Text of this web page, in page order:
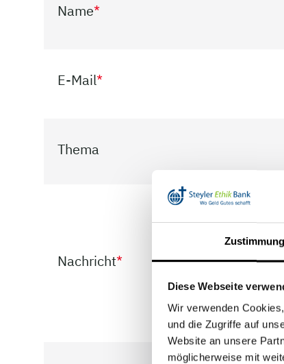
Zustimmung
Diese Webseite
Wir verwenden
und die Zugriffe auf
Website an unsere
möglicherweise mit
Name*
E-Mail*
Thema
Nachricht*